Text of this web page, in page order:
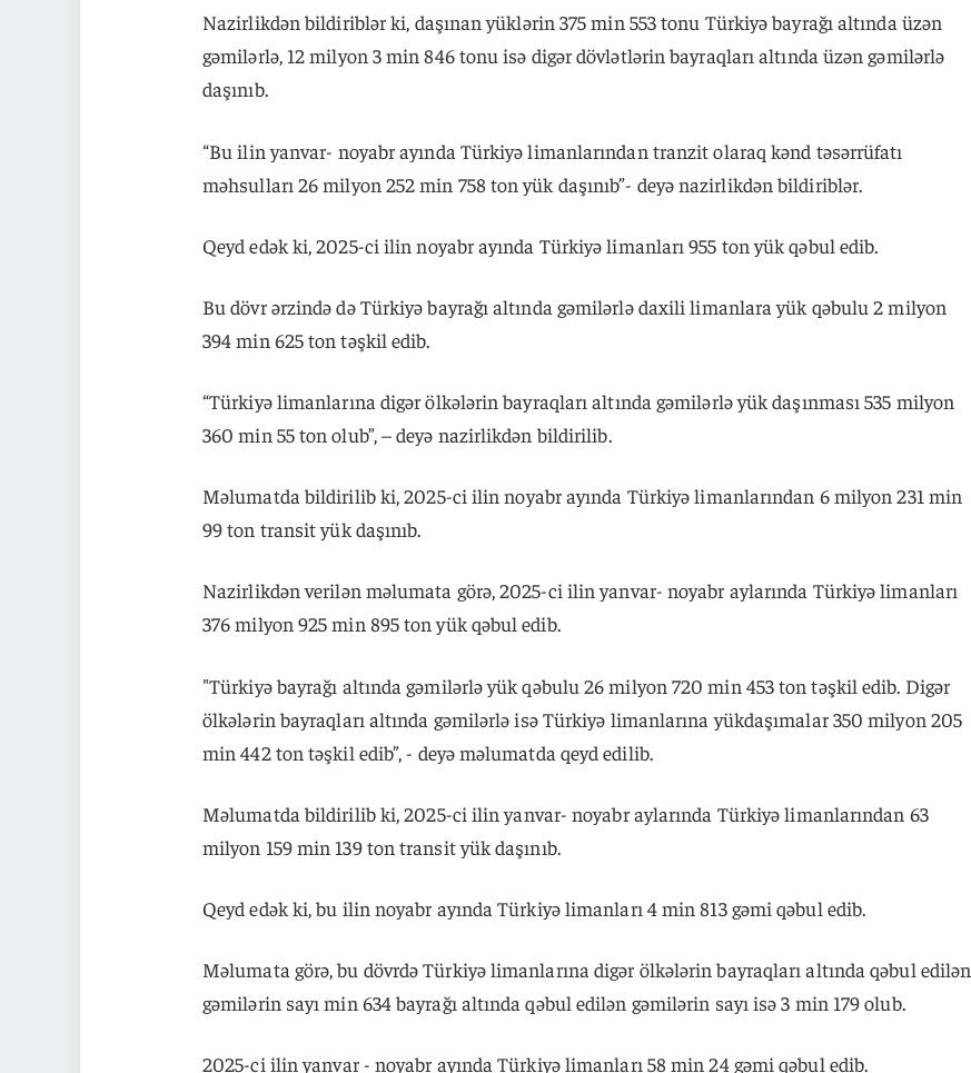
Nazirlikdən bildiriblər ki, daşınan yüklərin 375 min 553 tonu Türkiyə bayrağı altında üzən
gəmilərlə, 12 milyon 3 min 846 tonu isə digər dövlətlərin bayraqları altında üzən gəmilərlə
daşınıb.
“Bu ilin yanvar- noyabr ayında Türkiyə limanlarından tranzit olaraq kənd təsərrüfatı
məhsulları 26 milyon 252 min 758 ton yük daşınıb”- deyə nazirlikdən bildiriblər.
Qeyd edək ki, 2025-ci ilin noyabr ayında Türkiyə limanları 955 ton yük qəbul edib.
Bu dövr ərzində də Türkiyə bayrağı altında gəmilərlə daxili limanlara yük qəbulu 2 milyon
394 min 625 ton təşkil edib.
“Türkiyə limanlarına digər ölkələrin bayraqları altında gəmilərlə yük daşınması 535 milyon
360 min 55 ton olub”, – deyə nazirlikdən bildirilib.
Məlumatda bildirilib ki, 2025-ci ilin noyabr ayında Türkiyə limanlarından 6 milyon 231 min
99 ton transit yük daşınıb.
Nazirlikdən verilən məlumata görə, 2025-ci ilin yanvar- noyabr aylarında Türkiyə limanları
376 milyon 925 min 895 ton yük qəbul edib.
"Türkiyə bayrağı altında gəmilərlə yük qəbulu 26 milyon 720 min 453 ton təşkil edib. Digər
ölkələrin bayraqları altında gəmilərlə isə Türkiyə limanlarına yükdaşımalar 350 milyon 205
min 442 ton təşkil edib”, - deyə məlumatda qeyd edilib.
Məlumatda bildirilib ki, 2025-ci ilin yanvar- noyabr aylarında Türkiyə limanlarından 63
milyon 159 min 139 ton transit yük daşınıb.
Qeyd edək ki, bu ilin noyabr ayında Türkiyə limanları 4 min 813 gəmi qəbul edib.
Məlumata görə, bu dövrdə Türkiyə limanlarına digər ölkələrin bayraqları altında qəbul edilən
gəmilərin sayı min 634 bayrağı altında qəbul edilən gəmilərin sayı isə 3 min 179 olub.
2025-ci ilin yanvar - noyabr ayında Türkiyə limanları 58 min 24 gəmi qəbul edib.